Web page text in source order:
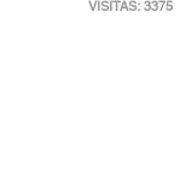
VISITAS: 3375